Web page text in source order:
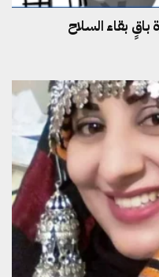
بقاء السلاح